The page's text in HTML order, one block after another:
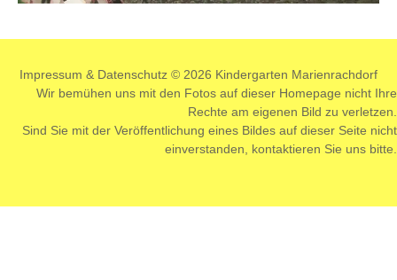
Impressum & Datenschutz © 2026 Kindergarten Marienrachdorf
Wir bemühen uns mit den Fotos auf dieser Homepage nicht Ihre
Rechte am eigenen Bild zu verletzen.
Sind Sie mit der Veröffentlichung eines Bildes auf dieser Seite nicht
einverstanden, kontaktieren Sie uns bitte.